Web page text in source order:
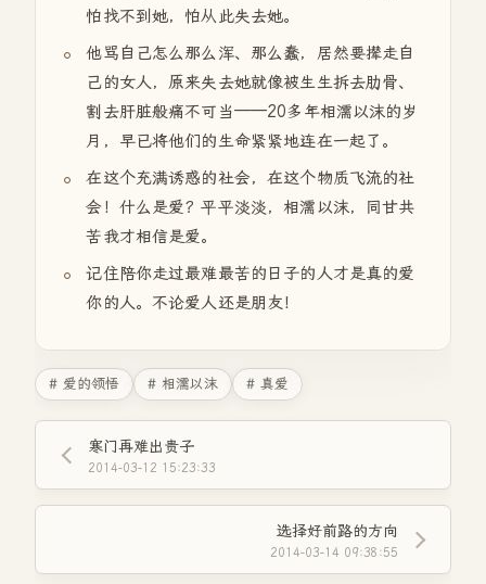
怕找不到她，怕从此失去她。
他骂自己怎么那么浑、那么蠢，居然要撵走自
己的女人，原来失去她就像被生生拆去肋骨、
割去肝脏般痛不可当——20多年相濡以沫的岁
月，早已将他们的生命紧紧地连在一起了。
在这个充满诱惑的社会，在这个物质飞流的社
会！什么是爱？平平淡淡，相濡以沫，同甘共
苦我才相信是爱。
记住陪你走过最难最苦的日子的人才是真的爱
你的人。不论爱人还是朋友！
# 爱的领悟 # 相濡以沫 # 真爱
寒门再难出贵子
2014-03-12 15:23:33
选择好前路的方向
2014-03-14 09:38:55